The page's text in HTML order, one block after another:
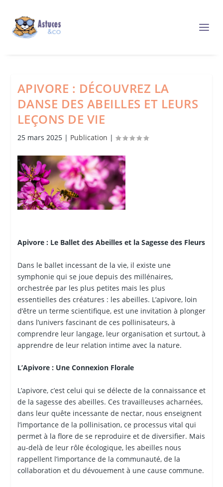
APIVORE : DÉCOUVREZ LA
DANSE DES ABEILLES ET LEURS
LEÇONS DE VIE
25 mars 2025| Publication |
Apivore : Le Ballet des Abeilles et la Sagesse des Fleurs
Dans le ballet incessant de la vie, il existe une
symphonie qui se joue depuis des millénaires,
orchestrée par les plus petites mais les plus
essentielles des créatures : les abeilles. L’apivore, loin
d’être un terme scientifique, est une invitation à plonger
dans l’univers fascinant de ces pollinisateurs, à
comprendre leur langage, leur organisation et surtout, à
apprendre de leur relation intime avec la nature.
L’Apivore : Une Connexion Florale
L’apivore, c’est celui qui se délecte de la connaissance et
de la sagesse des abeilles. Ces travailleuses acharnées,
dans leur quête incessante de nectar, nous enseignent
l’importance de la pollinisation, ce processus vital qui
permet à la flore de se reproduire et de diversifier. Mais
au-delà de leur rôle écologique, les abeilles nous
rappellent l’importance de la communauté, de la
collaboration et du dévouement à une cause commune.